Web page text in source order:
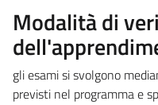
Modalità di
gli esami si svolgono
previsti nel programma e